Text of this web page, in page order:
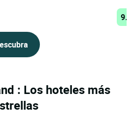
: Los hoteles más